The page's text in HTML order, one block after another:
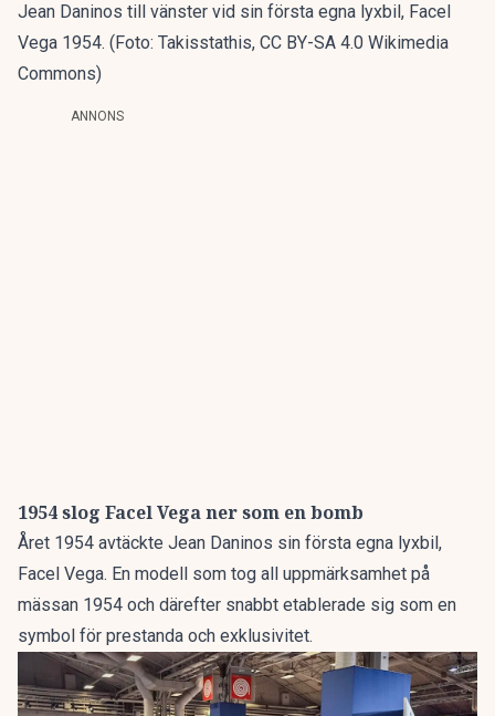
Jean Daninos till vänster vid sin första egna lyxbil, Facel
Vega 1954. (Foto: Takisstathis, CC BY-SA 4.0 Wikimedia
Commons)
ANNONS
1954 slog Facel Vega ner som en bomb
Året 1954 avtäckte Jean Daninos sin första egna lyxbil,
Facel Vega. En modell som tog all uppmärksamhet på
mässan 1954 och därefter snabbt etablerade sig som en
symbol för prestanda och exklusivitet.